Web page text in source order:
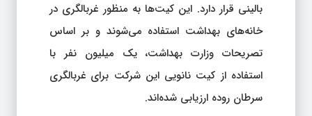
بالینی قرار دارد. این کیت‌ها به منظور غربالگری در
خانه‌های بهداشت استفاده می‌شوند و بر اساس
تصریحات وزارت بهداشت، یک میلیون نفر با
استفاده از کیت نانویی این شرکت برای غربالگری
سرطان روده ارزیابی شده‌اند.